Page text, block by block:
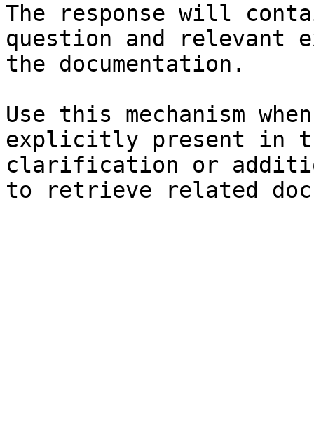
The response will
question and relevant
the documentation.
Use this mechanism
explicitly present in
clarification or